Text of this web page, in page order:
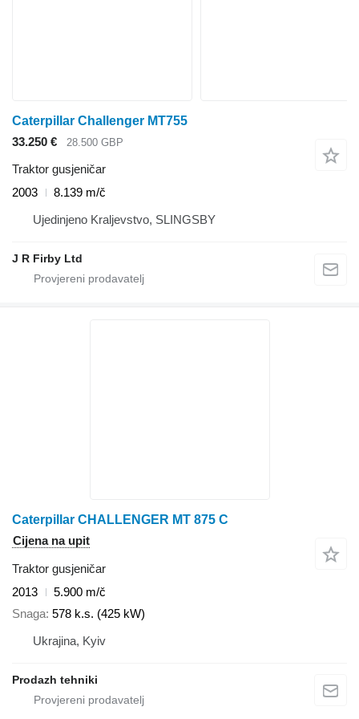
Caterpillar Challenger MT755
33.250 €
28.500 GBP
Traktor gusjeničar
2003
8.139 m/č
Ujedinjeno Kraljevstvo, SLINGSBY
J R Firby Ltd
Caterpillar CHALLENGER MT 875 C
Cijena na upit
Traktor gusjeničar
2013
5.900 m/č
Snaga 578 k.s. (425 kW)
Ukrajina, Kyiv
Prodazh tehniki